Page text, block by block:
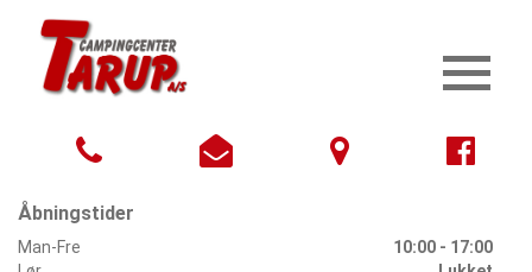
Åbningstider
Man-Fre
10:00 - 17:00